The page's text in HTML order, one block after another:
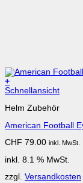
+
Schnellansicht
Helm Zubehör
American Football
CHF 79.00 inkl. MwSt.
inkl. 8.1 % MwSt.
zzgl. Versandkosten